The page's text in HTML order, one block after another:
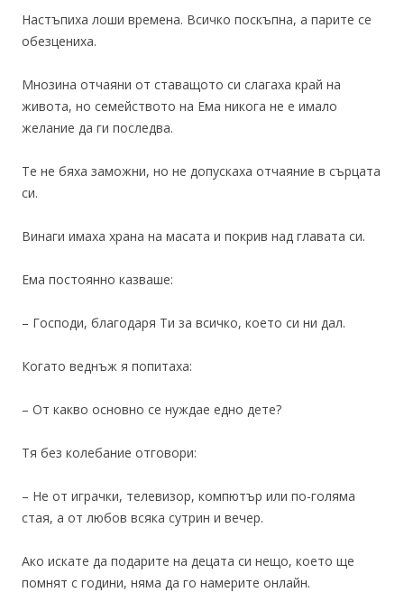
Настъпиха лоши времена. Всичко поскъпна, а парите се
обезцениха.
Мнозина отчаяни от ставащото си слагаха край на
живота, но семейството на Ема никога не е имало
желание да ги последва.
Те не бяха заможни, но не допускаха отчаяние в сърцата
си.
Винаги имаха храна на масата и покрив над главата си.
Ема постоянно казваше:
– Господи, благодаря Ти за всичко, което си ни дал.
Когато веднъж я попитаха:
– От какво основно се нуждае едно дете?
Тя без колебание отговори:
– Не от играчки, телевизор, компютър или по-голяма
стая, а от любов всяка сутрин и вечер.
Ако искате да подарите на децата си нещо, което ще
помнят с години, няма да го намерите онлайн.